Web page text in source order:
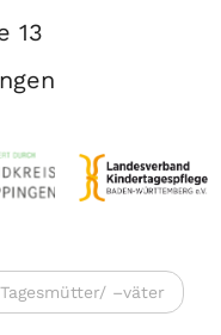
13
Tagesmütter/ –väter